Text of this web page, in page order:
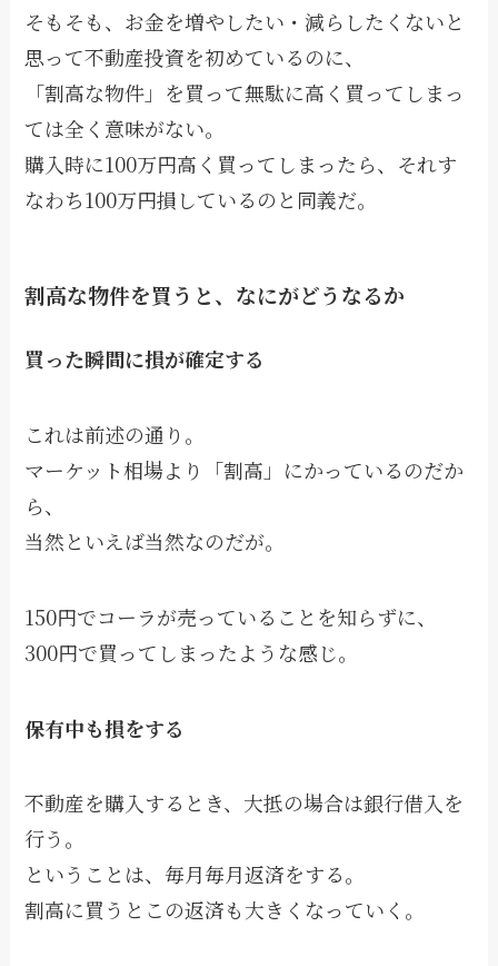
そもそも、お金を増やしたい・減らしたくないと
思って不動産投資を初めているのに、
「割高な物件」を買って無駄に高く買ってしまっ
ては全く意味がない。
購入時に100万円高く買ってしまったら、それす
なわち100万円損しているのと同義だ。
割高な物件を買うと、なにがどうなるか
買った瞬間に損が確定する
これは前述の通り。
マーケット相場より「割高」にかっているのだか
ら、
当然といえば当然なのだが。
150円でコーラが売っていることを知らずに、
300円で買ってしまったような感じ。
保有中も損をする
不動産を購入するとき、大抵の場合は銀行借入を
行う。
ということは、毎月毎月返済をする。
割高に買うとこの返済も大きくなっていく。